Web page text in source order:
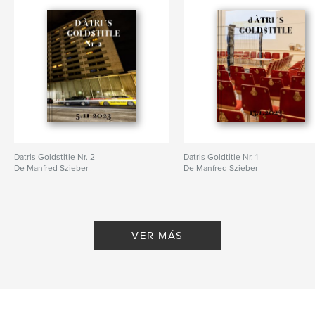
Datris Goldstitle Nr. 2
De Manfred Szieber
Datris Goldtitle Nr. 1
De Manfred Szieber
VER MÁS